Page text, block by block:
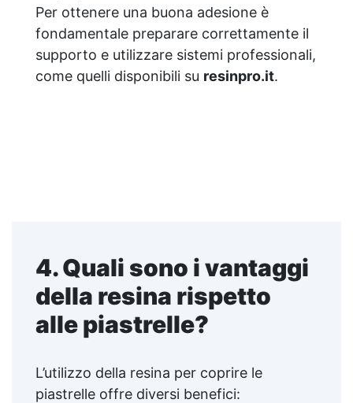
Per ottenere una buona adesione è
fondamentale preparare correttamente il
supporto e utilizzare sistemi professionali,
come quelli disponibili su resinpro.it.
4. Quali sono i vantaggi
della resina rispetto
alle piastrelle?
L’utilizzo della resina per coprire le
piastrelle offre diversi benefici: